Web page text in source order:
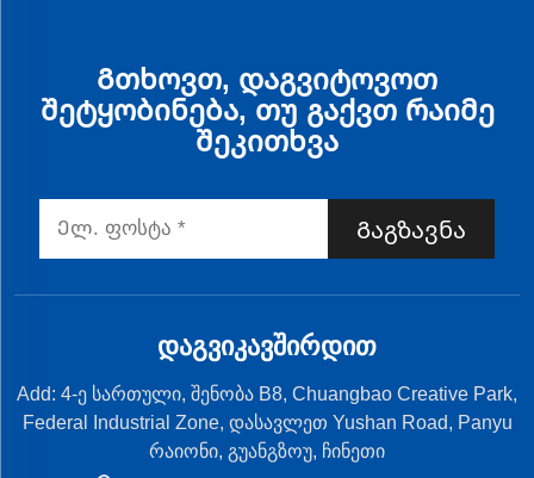
Გთხოვთ, დაგვიტოვოთ
შეტყობინება, თუ გაქვთ რაიმე
შეკითხვა
Გაგზავნა
ᲓᲐᲒᲕᲘᲙᲐᲕᲨᲘᲠᲓᲘᲗ
Add: 4-ე სართული, შენობა B8, Chuangbao Creative Park,
Federal Industrial Zone, დასავლეთ Yushan Road, Panyu
რაიონი, გუანგზოუ, ჩინეთი